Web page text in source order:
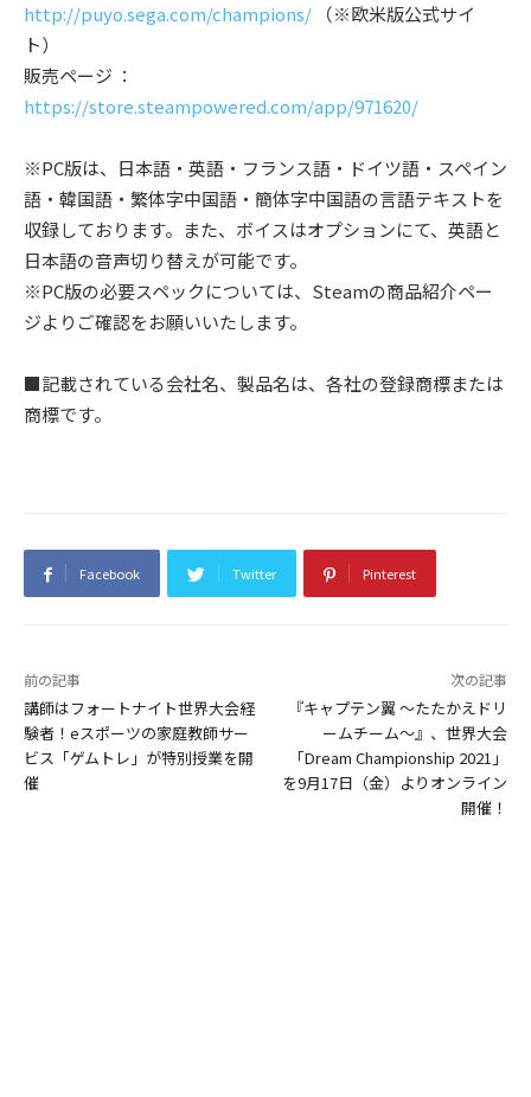
http://puyo.sega.com/champions/ （※欧米版公式サイ
ト）
販売ページ ：
https://store.steampowered.com/app/971620/
※PC版は、日本語・英語・フランス語・ドイツ語・スペイン
語・韓国語・繁体字中国語・簡体字中国語の言語テキストを
収録しております。また、ボイスはオプションにて、英語と
日本語の音声切り替えが可能です。
※PC版の必要スペックについては、Steamの商品紹介ペー
ジよりご確認をお願いいたします。
■記載されている会社名、製品名は、各社の登録商標または
商標です。
Facebook Twitter Pinterest
前の記事
講師はフォートナイト世界大会経
験者！eスポーツの家庭教師サー
ビス「ゲムトレ」が特別授業を開
催
次の記事
『キャプテン翼 ～たたかえドリ
ームチーム～』、世界大会
「Dream Championship 2021」
を9月17日（金）よりオンライン
開催！